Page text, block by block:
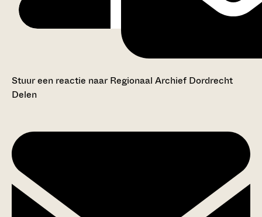
Stuur een reactie naar Regionaal Archief Dordrecht
Delen